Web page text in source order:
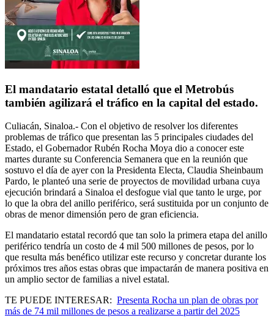
El mandatario estatal detalló que el Metrobús
también agilizará el tráfico en la capital del estado.
Culiacán, Sinaloa.- Con el objetivo de resolver los diferentes
problemas de tráfico que presentan las 5 principales ciudades del
Estado, el Gobernador Rubén Rocha Moya dio a conocer este
martes durante su Conferencia Semanera que en la reunión que
sostuvo el día de ayer con la Presidenta Electa, Claudia Sheinbaum
Pardo, le planteó una serie de proyectos de movilidad urbana cuya
ejecución brindará a Sinaloa el desfogue vial que tanto le urge, por
lo que la obra del anillo periférico, será sustituida por un conjunto de
obras de menor dimensión pero de gran eficiencia.
El mandatario estatal recordó que tan solo la primera etapa del anillo
periférico tendría un costo de 4 mil 500 millones de pesos, por lo
que resulta más benéfico utilizar este recurso y concretar durante los
próximos tres años estas obras que impactarán de manera positiva en
un amplio sector de familias a nivel estatal.
TE PUEDE INTERESAR: Presenta Rocha un plan de obras por
más de 74 mil millones de pesos a realizarse a partir del 2025